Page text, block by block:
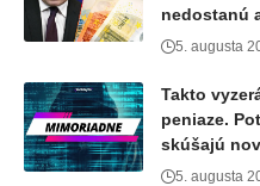
nedostanú
5. augusta
Takto
peniaze.
skúšajú
5. augusta